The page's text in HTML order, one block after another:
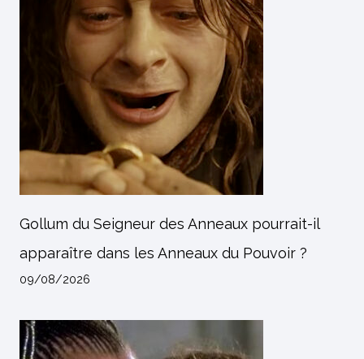
Gollum du Seigneur des Anneaux pourrait-il
apparaître dans les Anneaux du Pouvoir ?
09/08/2026